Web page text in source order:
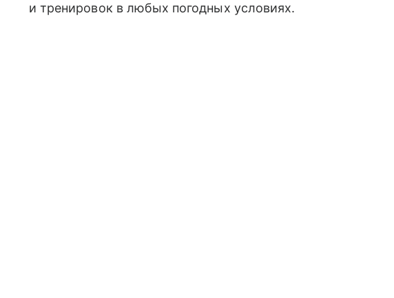
и тренировок в любых погодных условиях.